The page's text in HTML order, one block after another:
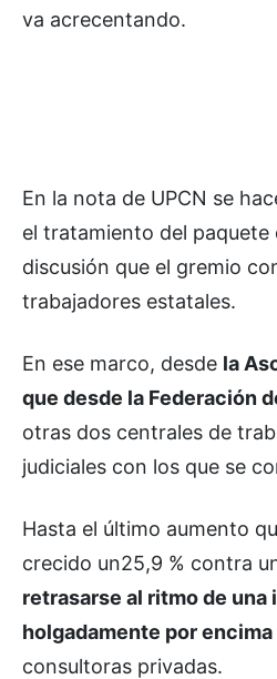
va acrecentando.
En la nota de UPCN se
el tratamiento del paquete
discusión que el gremio
trabajadores estatales.
En ese marco, desde la
que desde la Federación
otras dos centrales de
judiciales con los que se
Hasta el último aumento
crecido un25,9 % contra
retrasarse al ritmo de
holgadamente por
consultoras privadas.